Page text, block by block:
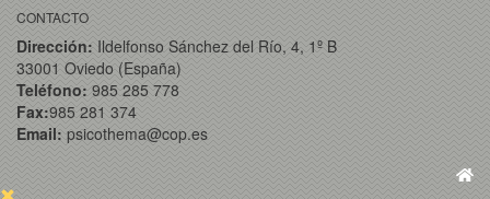
CONTACTO
Dirección: Ildelfonso Sánchez del Río, 4, 1º B
33001 Oviedo (España)
Teléfono: 985 285 778
Fax:985 281 374
Email: psicothema@cop.es